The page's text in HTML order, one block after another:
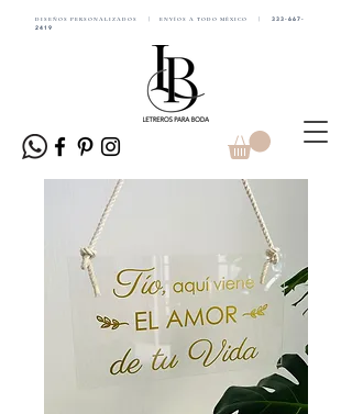
DISEÑOS PERSONALIZADOS | ENVÍOS A TODO MÉXICO | 333-667-
2419